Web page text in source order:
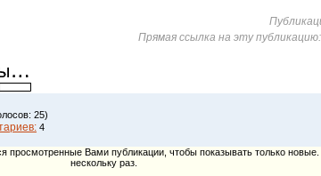
Прямая ссылка на эту публикацию:
25)
4
Вами публикации, чтобы показывать только
нескольку раз.